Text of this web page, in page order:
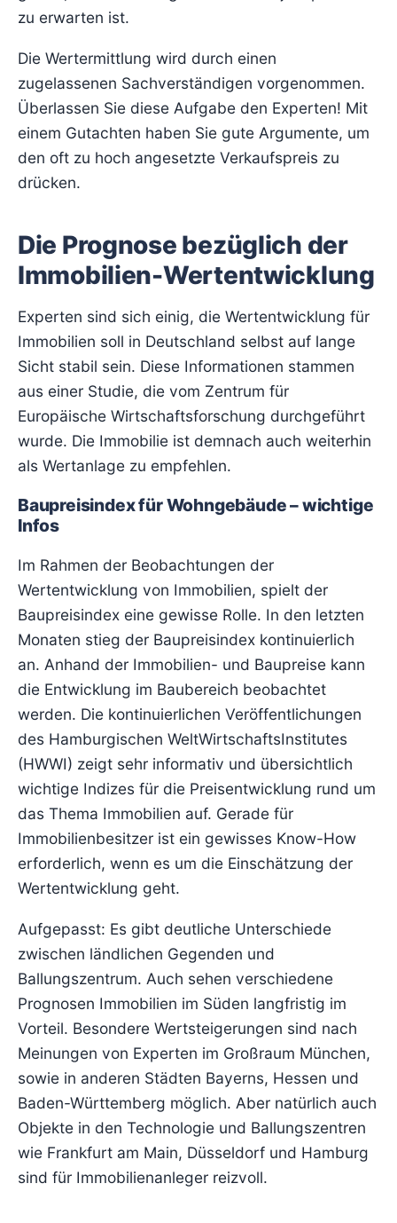
zu erwarten ist.
Die Wertermittlung wird durch einen
zugelassenen Sachverständigen vorgenommen.
Überlassen Sie diese Aufgabe den Experten! Mit
einem Gutachten haben Sie gute Argumente, um
den oft zu hoch angesetzte Verkaufspreis zu
drücken.
Die Prognose bezüglich der
Immobilien-Wertentwicklung
Experten sind sich einig, die Wertentwicklung für
Immobilien soll in Deutschland selbst auf lange
Sicht stabil sein. Diese Informationen stammen
aus einer Studie, die vom Zentrum für
Europäische Wirtschaftsforschung durchgeführt
wurde. Die Immobilie ist demnach auch weiterhin
als Wertanlage zu empfehlen.
Baupreisindex für Wohngebäude – wichtige
Infos
Im Rahmen der Beobachtungen der
Wertentwicklung von Immobilien, spielt der
Baupreisindex eine gewisse Rolle. In den letzten
Monaten stieg der Baupreisindex kontinuierlich
an. Anhand der Immobilien- und Baupreise kann
die Entwicklung im Baubereich beobachtet
werden. Die kontinuierlichen Veröffentlichungen
des Hamburgischen WeltWirtschaftsInstitutes
(HWWI) zeigt sehr informativ und übersichtlich
wichtige Indizes für die Preisentwicklung rund um
das Thema Immobilien auf. Gerade für
Immobilienbesitzer ist ein gewisses Know-How
erforderlich, wenn es um die Einschätzung der
Wertentwicklung geht.
Aufgepasst: Es gibt deutliche Unterschiede
zwischen ländlichen Gegenden und
Ballungszentrum. Auch sehen verschiedene
Prognosen Immobilien im Süden langfristig im
Vorteil. Besondere Wertsteigerungen sind nach
Meinungen von Experten im Großraum München,
sowie in anderen Städten Bayerns, Hessen und
Baden-Württemberg möglich. Aber natürlich auch
Objekte in den Technologie und Ballungszentren
wie Frankfurt am Main, Düsseldorf und Hamburg
sind für Immobilienanleger reizvoll.